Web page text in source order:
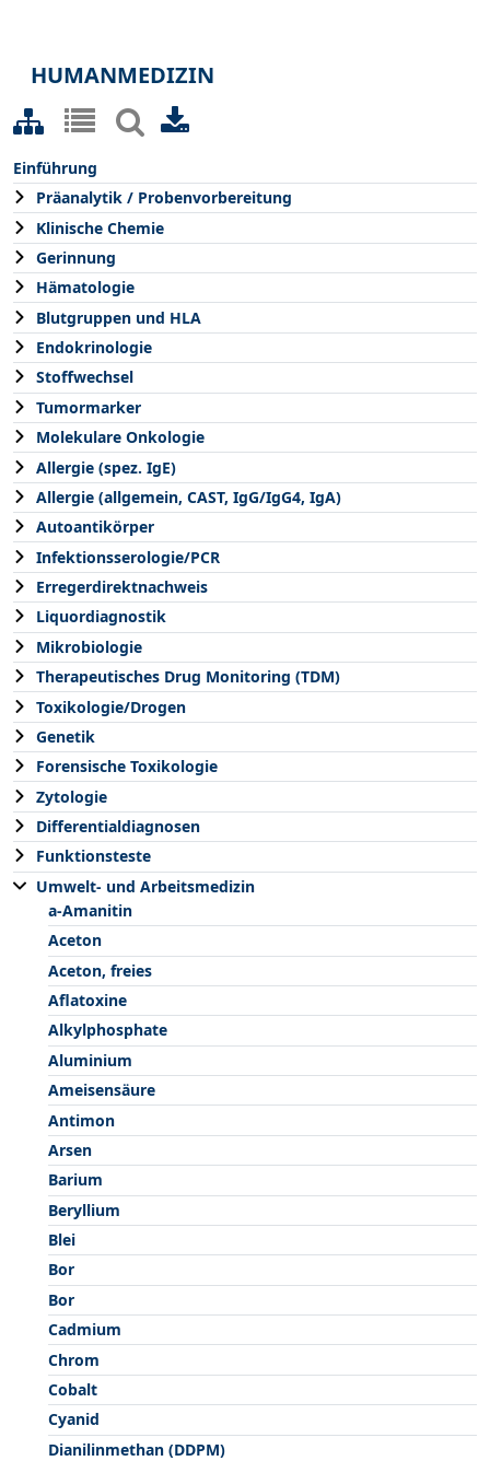
HUMANMEDIZIN
Einführung
Präanalytik / Probenvorbereitung
Klinische Chemie
Gerinnung
Hämatologie
Blutgruppen und HLA
Endokrinologie
Stoffwechsel
Tumormarker
Molekulare Onkologie
Allergie (spez. IgE)
Allergie (allgemein, CAST, IgG/IgG4, IgA)
Autoantikörper
Infektionsserologie/PCR
Erregerdirektnachweis
Liquordiagnostik
Mikrobiologie
Therapeutisches Drug Monitoring (TDM)
Toxikologie/Drogen
Genetik
Forensische Toxikologie
Zytologie
Differentialdiagnosen
Funktionsteste
Umwelt- und Arbeitsmedizin
a-Amanitin
Aceton
Aceton, freies
Aflatoxine
Alkylphosphate
Aluminium
Ameisensäure
Antimon
Arsen
Barium
Beryllium
Blei
Bor
Bor
Cadmium
Chrom
Cobalt
Cyanid
Dianilinmethan (DDPM)